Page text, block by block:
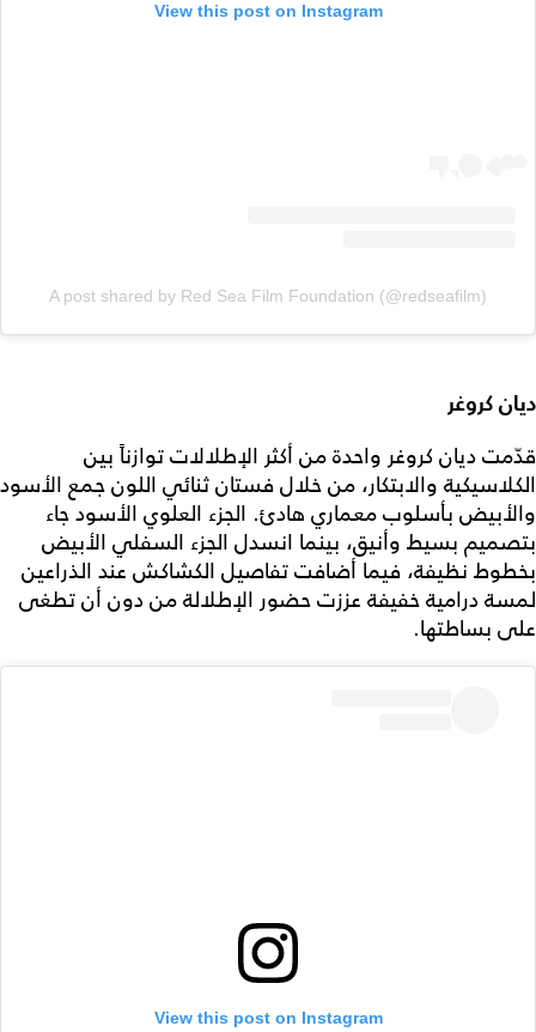
View this post on Instagram
A post shared by Red Sea Film Foundation (@redseafilm)
ديان كروغر
قدّمت ديان كروغر واحدة من أكثر الإطلالات توازناً بين
الكلاسيكية والابتكار، من خلال فستان ثنائي اللون جمع الأسود
والأبيض بأسلوب معماري هادئ. الجزء العلوي الأسود جاء
بتصميم بسيط وأنيق، بينما انسدل الجزء السفلي الأبيض
بخطوط نظيفة، فيما أضافت تفاصيل الكشاكش عند الذراعين
لمسة درامية خفيفة عززت حضور الإطلالة من دون أن تطغى
على بساطتها.
View this post on Instagram